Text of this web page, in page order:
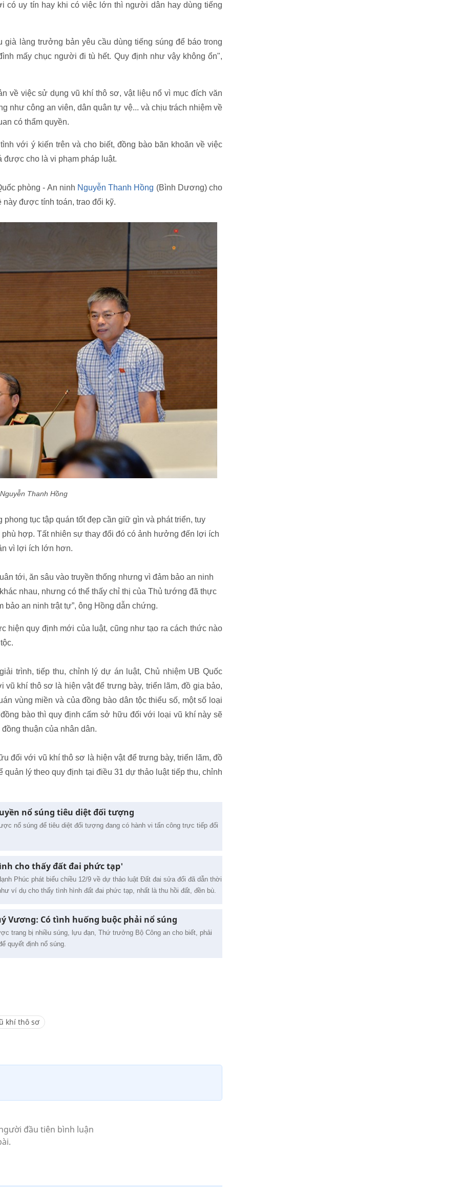
có uy tín hay khi có việc lớn thì người dân hay dùng tiếng
làng trưởng bản yêu cầu dùng tiếng súng để báo trong
mấy chục người đi tù hết. Quy định như vậy không ổn",
về việc sử dụng vũ khí thô sơ, vật liệu nổ vì mục đích văn
như công an viên, dân quân tự vệ... và chịu trách nhiệm về
có thẩm quyền.
với ý kiến trên và cho biết, đồng bào băn khoăn về việc
được cho là vi phạm pháp luật.
phòng - An ninh Nguyễn Thanh Hồng (Bình Dương) cho
này được tính toán, trao đổi kỹ.
Thanh Hồng
tục tập quán tốt đẹp cần giữ gìn và phát triển, tuy
hợp. Tất nhiên sự thay đổi đó có ảnh hưởng đến lợi ích
vì lợi ích lớn hơn.
tới, ăn sâu vào truyền thống nhưng vì đảm bảo an ninh
nhau, nhưng có thể thấy chỉ thị của Thủ tướng đã thực
an ninh trật tự”, ông Hồng dẫn chứng.
hiện quy định mới của luật, cũng như tạo ra cách thức nào
trình, tiếp thu, chỉnh lý dự án luật, Chủ nhiệm UB Quốc
vũ khí thô sơ là hiện vật để trưng bày, triển lãm, đồ gia bảo,
vùng miền và của đồng bào dân tộc thiểu số, một số loại
bào thì quy định cấm sở hữu đối với loại vũ khí này sẽ
thuận của nhân dân.
đối với vũ khí thô sơ là hiện vật để trưng bày, triển lãm, đồ
lý theo quy định tại điều 31 dự thảo luật tiếp thu, chỉnh
nổ súng tiêu diệt đối tượng
nổ súng để tiêu diệt đối tượng đang có hành vi tấn công trực tiếp đối
cho thấy đất đai phức tạp'
Phúc phát biểu chiều 12/9 về dự thảo luật Đất đai sửa đổi đã dẫn thời
ví dụ cho thấy tình hình đất đai phức tạp, nhất là thu hồi đất, đền bù.
Vương: Có tình huống buộc phải nổ súng
trang bị nhiều súng, lựu đạn, Thứ trưởng Bộ Công an cho biết, phải
quyết định nổ súng.
khí thô sơ